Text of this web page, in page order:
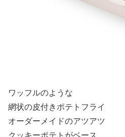
ワッフルのような
網状の皮付きポテトフライ
オーダーメイドのアツアツ
クッキーポテトがベース。